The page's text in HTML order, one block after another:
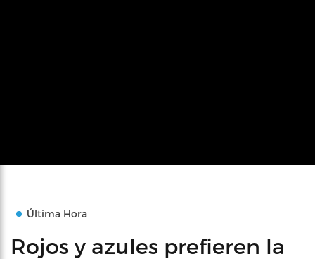
Última Hora
Rojos y azules prefieren la